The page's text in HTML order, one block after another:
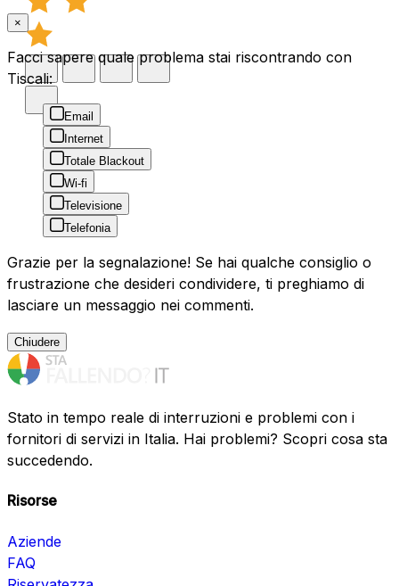
×
Facci sapere quale problema stai riscontrando con
Tiscali:
Email
Internet
Totale Blackout
Wi-fi
Televisione
Telefonia
Grazie per la segnalazione! Se hai qualche consiglio o
frustrazione che desideri condividere, ti preghiamo di
lasciare un messaggio nei commenti.
Chiudere
Stato in tempo reale di interruzioni e problemi con i
fornitori di servizi in Italia. Hai problemi? Scopri cosa sta
succedendo.
Risorse
Aziende
FAQ